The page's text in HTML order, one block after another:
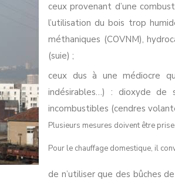
ceux provenant d’une
l’utilisation du bois trop
méthaniques (COVNM),
(suie) ;
ceux dus à une médiocre
indésirables…) : dioxyde de
incombustibles (cendres
Plusieurs mesures doivent être
Pour le chauffage domestique, il
de n’utiliser que des bûches